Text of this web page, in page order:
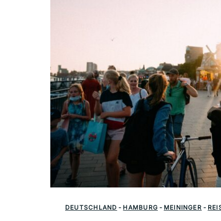
DEUTSCHLAND - HAMBURG - MEININGER -